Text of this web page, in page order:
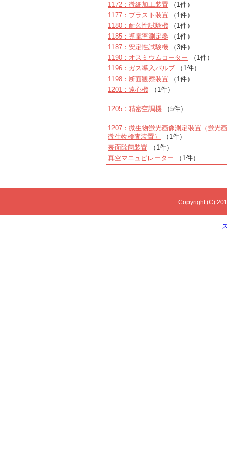
1172：微細加工装置 （1件）
1177：ブラスト装置 （1件）
1180：耐久性試験機 （1件）
1185：導電率測定器 （1件）
1187：安定性試験機 （3件）
1190：オスミウムコーター （1件）
1196：ガス導入バルブ （1件）
1198：断面観察装置 （1件）
1201：遠心機 （1件）
1205：精密空調機 （5件）
1207：微生物蛍光画像測定装置（蛍光
微生物検査装置）
（1件）
表面除菌装置 （1件）
真空マニュピレーター （1件）
Copyright (C)